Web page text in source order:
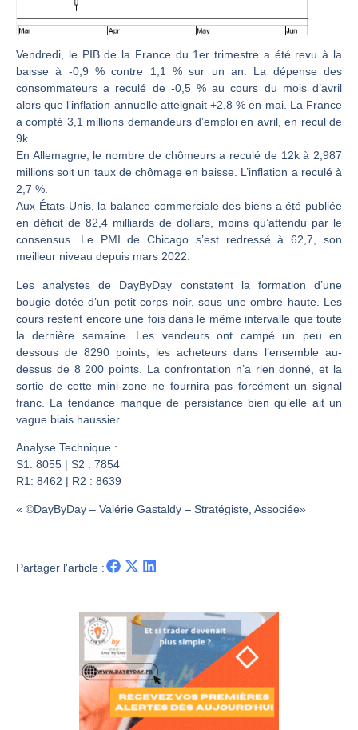
LVMH : Un rebond à confirmer | Bernard Prats-Desclaux – Market Movers
Le monde a changé de règles cette nuit. Personne ne vous l’a encore dit | Louis-Antoine Michelet
EUR/USD : Une réunion à priori sans saveur | Philippe Lhermie – Flash Forex
La France, maillon faible de l’Europe ! | Jean-Louis Cussac – Chrono CAC
Une inertie haussière qui ralentit | Antoine Quesada – Chrono CAC
Pourquoi le monde entier vacille en même temps cette semaine ? | par Louis-Antoine Michelet
STMICROELECTRONICS : Correction probable | Denis Desclos – Market Movers
Vendredi, le PIB de la France du 1er trimestre a été revu à la
baisse à -0,9 % contre 1,1 % sur un an. La dépense des
consommateurs a reculé de -0,5 % au cours du mois d’avril
alors que l’inflation annuelle atteignait +2,8 % en mai. La France
a compté 3,1 millions demandeurs d’emploi en avril, en recul de
9k.
En Allemagne, le nombre de chômeurs a reculé de 12k à 2,987
millions soit un taux de chômage en baisse. L’inflation a reculé à
2,7 %.
Aux États-Unis, la balance commerciale des biens a été publiée
en déficit de 82,4 milliards de dollars, moins qu’attendu par le
consensus. Le PMI de Chicago s’est redressé à 62,7, son
meilleur niveau depuis mars 2022.
Les analystes de DayByDay constatent la formation d’une
bougie dotée d’un petit corps noir, sous une ombre haute. Les
cours restent encore une fois dans le même intervalle que toute
la dernière semaine. Les vendeurs ont campé un peu en
dessous de 8290 points, les acheteurs dans l’ensemble au-
dessus de 8 200 points. La confrontation n’a rien donné, et la
sortie de cette mini-zone ne fournira pas forcément un signal
franc. La tendance manque de persistance bien qu’elle ait un
vague biais haussier.
Analyse Technique :
S1: 8055 | S2 : 7854
R1: 8462 | R2 : 8639
« ©DayByDay – Valérie Gastaldy – Stratégiste, Associée»
Partager l'article :